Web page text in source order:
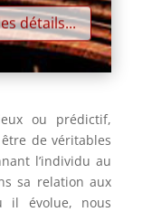
détails...
ou prédictif,
de véritables
l’individu au
sa relation aux
il évolue, nous